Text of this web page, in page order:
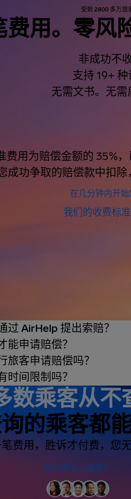
受到 2800 多万旅
费用。零风
非成功不收
支持 19+ 种
无需文书。无需
费用为赔偿金额的 35%
成功争取的赔偿款中扣除
在几分钟内开
我们的收费标
过 AirHelp 提出索赔？
能申请赔偿？
旅客申请赔偿吗？
时间限制吗？
数乘客从不
的乘客都能
费用，胜诉才付费，您
我应得多少赔偿？